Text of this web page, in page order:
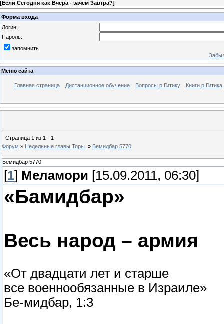
[Если Сегодня как Вчера - зачем Завтра?]
Форма входа
Логин:
Пароль:
запомнить
Меню сайта
Главная страница Дистанционное обучение Вопросы р.Гитику Книги р.Гитика
Страница 1 из 1
1
Форум » Недельные главы Торы. » Бемидбар 5770
Бемидбар 5770
[1] Меламори [15.09.2011, 06:30]
«Бамидбар»
Весь народ – армия
«От двадцати лет и старше
все военнообязанные в Израиле»
Бе-мидбар, 1:3